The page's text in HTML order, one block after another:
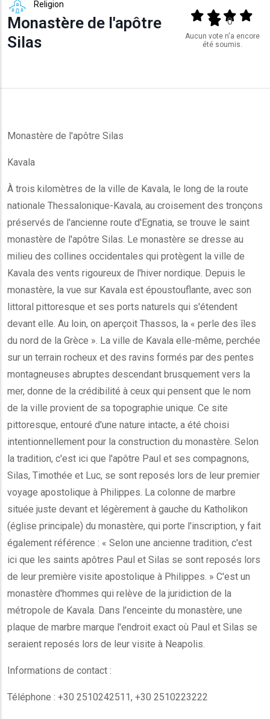
Religion
Monastère de l'apôtre
Silas
Output format
(star)(star)(star)
(star)
0
Aucun vote n'a encore
été soumis.
Monastère de l'apôtre Silas
Kavala
À trois kilomètres de la ville de Kavala, le long de la route
nationale Thessalonique-Kavala, au croisement des tronçons
préservés de l'ancienne route d'Egnatia, se trouve le saint
monastère de l'apôtre Silas. Le monastère se dresse au
milieu des collines occidentales qui protègent la ville de
Kavala des vents rigoureux de l'hiver nordique. Depuis le
monastère, la vue sur Kavala est époustouflante, avec son
littoral pittoresque et ses ports naturels qui s'étendent
devant elle. Au loin, on aperçoit Thassos, la « perle des îles
du nord de la Grèce ». La ville de Kavala elle-même, perchée
sur un terrain rocheux et des ravins formés par des pentes
montagneuses abruptes descendant brusquement vers la
mer, donne de la crédibilité à ceux qui pensent que le nom
de la ville provient de sa topographie unique. Ce site
pittoresque, entouré d'une nature intacte, a été choisi
intentionnellement pour la construction du monastère. Selon
la tradition, c'est ici que l'apôtre Paul et ses compagnons,
Silas, Timothée et Luc, se sont reposés lors de leur premier
voyage apostolique à Philippes. La colonne de marbre
située juste devant et légèrement à gauche du Katholikon
(église principale) du monastère, qui porte l'inscription, y fait
également référence : « Selon une ancienne tradition, c'est
ici que les saints apôtres Paul et Silas se sont reposés lors
de leur première visite apostolique à Philippes. » C'est un
monastère d'hommes qui relève de la juridiction de la
métropole de Kavala. Dans l'enceinte du monastère, une
plaque de marbre marque l'endroit exact où Paul et Silas se
seraient reposés lors de leur visite à Neapolis.
Informations de contact :
Téléphone : +30 2510242511, +30 2510223222